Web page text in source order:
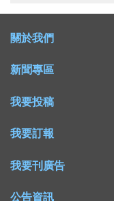
關於我們
新聞專區
我要投稿
我要訂報
我要刊廣告
公告資訊